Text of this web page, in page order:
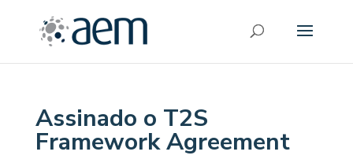
Assinado o T2S
Framework Agreement